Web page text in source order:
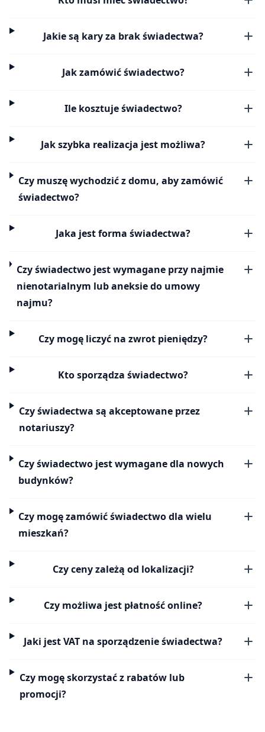
Jakie są kary za brak świadectwa?
Jak zamówić świadectwo?
Ile kosztuje świadectwo?
Jak szybka realizacja jest możliwa?
Czy muszę wychodzić z domu, aby zamówić
świadectwo?
Jaka jest forma świadectwa?
Czy świadectwo jest wymagane przy najmie
nienotarialnym lub aneksie do umowy
najmu?
Czy mogę liczyć na zwrot pieniędzy?
Kto sporządza świadectwo?
Czy świadectwa są akceptowane przez
notariuszy?
Czy świadectwo jest wymagane dla nowych
budynków?
Czy mogę zamówić świadectwo dla wielu
mieszkań?
Czy ceny zależą od lokalizacji?
Czy możliwa jest płatność online?
Jaki jest VAT na sporządzenie świadectwa?
Czy mogę skorzystać z rabatów lub
promocji?